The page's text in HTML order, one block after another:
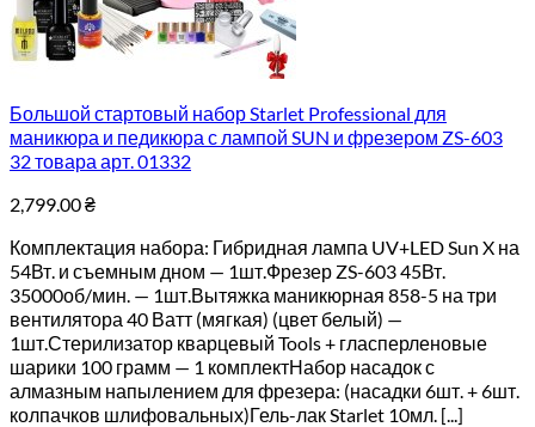
Большой стартовый набор Starlet Professional для
маникюра и педикюра с лампой SUN и фрезером ZS-603
32 товара арт. 01332
2,799.00₴
Комплектация набора: Гибридная лампа UV+LED Sun X на
54Вт. и съемным дном — 1шт.Фрезер ZS-603 45Вт.
35000об/мин. — 1шт.Вытяжка маникюрная 858-5 на три
вентилятора 40 Ватт (мягкая) (цвет белый) —
1шт.Стерилизатор кварцевый Tools + гласперленовые
шарики 100 грамм — 1 комплектНабор насадок с
алмазным напылением для фрезера: (насадки 6шт. + 6шт.
колпачков шлифовальных)Гель-лак Starlet 10мл. [...]